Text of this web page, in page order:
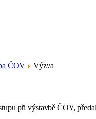
ČOV Výzva
při výstavbě ČOV,